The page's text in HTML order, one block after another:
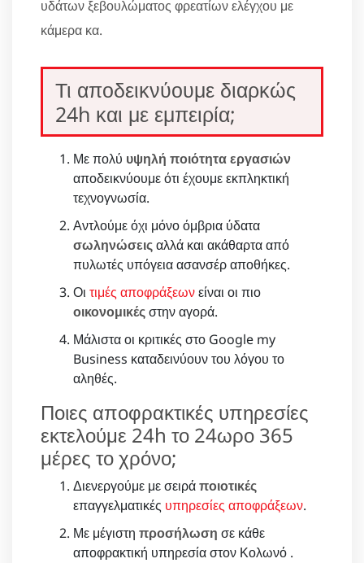
υδάτων ξεβουλώματος φρεατίων ελέγχου με
κάμερα κα.
Τι αποδεικνύουμε διαρκώς
24h και με εμπειρία;
Με πολύ υψηλή ποιότητα εργασιών
αποδεικνύουμε ότι έχουμε εκπληκτική
τεχνογνωσία.
Αντλούμε όχι μόνο όμβρια ύδατα
σωληνώσειςαλλά και ακάθαρτα από
πυλωτές υπόγεια ασανσέρ αποθήκες.
Οι τιμές αποφράξεωνείναι οι πιο
οικονομικέςστην αγορά.
Μάλιστα οι κριτικές στο Google my
Business καταδεινύουν του λόγου το
αληθές.
Ποιες αποφρακτικές υπηρεσίες
εκτελούμε 24h το 24ωρο 365
μέρες το χρόνο;
Διενεργούμε με σειράποιοτικές
επαγγελματικές υπηρεσίες αποφράξεων.
Με μέγιστη προσήλωση σε κάθε
αποφρακτική υπηρεσία στον Κολωνό .